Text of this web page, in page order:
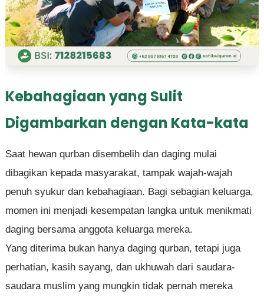
Kebahagiaan yang Sulit
Digambarkan dengan Kata-kata
Saat hewan qurban disembelih dan daging mulai
dibagikan kepada masyarakat, tampak wajah-wajah
penuh syukur dan kebahagiaan. Bagi sebagian keluarga,
momen ini menjadi kesempatan langka untuk menikmati
daging bersama anggota keluarga mereka.
Yang diterima bukan hanya daging qurban, tetapi juga
perhatian, kasih sayang, dan ukhuwah dari saudara-
saudara muslim yang mungkin tidak pernah mereka